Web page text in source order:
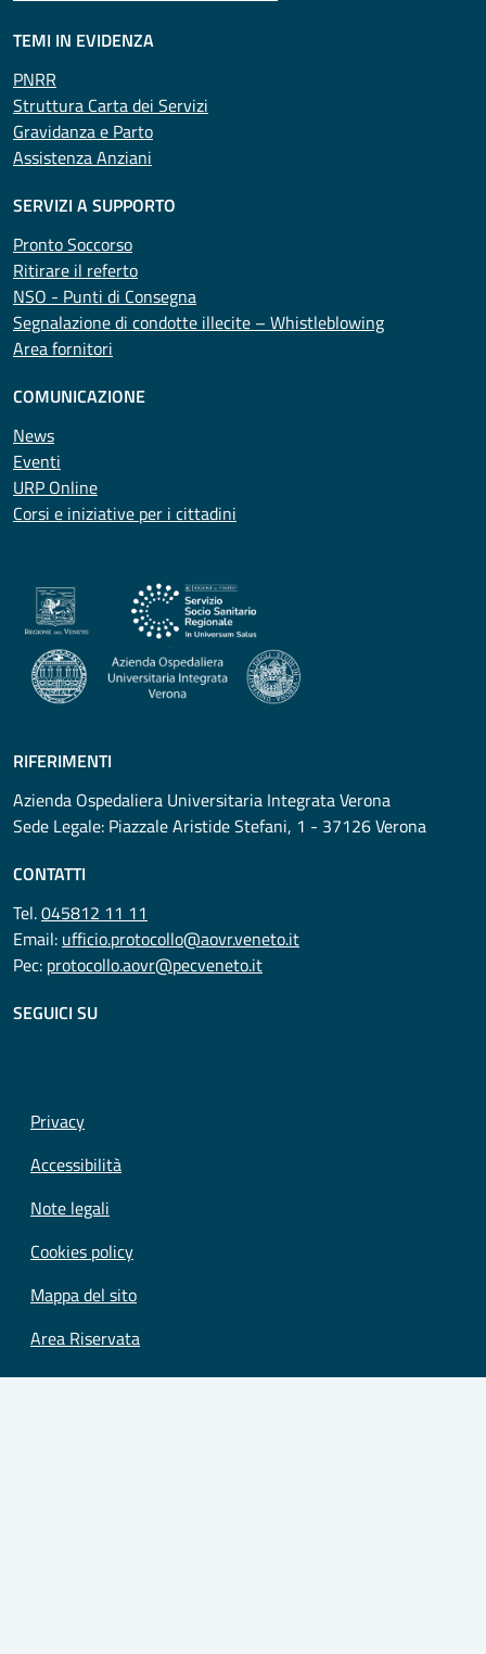
TEMI IN EVIDENZA
PNRR
Struttura Carta dei Servizi
Gravidanza e Parto
Assistenza Anziani
SERVIZI A SUPPORTO
Pronto Soccorso
Ritirare il referto
NSO - Punti di Consegna
Segnalazione di condotte illecite – Whistleblowing
Area fornitori
COMUNICAZIONE
News
Eventi
URP Online
Corsi e iniziative per i cittadini
RIFERIMENTI
Azienda Ospedaliera Universitaria Integrata Verona
Sede Legale: Piazzale Aristide Stefani, 1 - 37126 Verona
CONTATTI
Tel.045812 11 11
Email: ufficio.protocollo@aovr.veneto.it
Pec: protocollo.aovr@pecveneto.it
SEGUICI SU
Privacy
Accessibilità
Note legali
Cookies policy
Mappa del sito
Area Riservata